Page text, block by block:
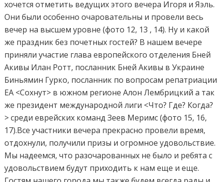
хочется отметить ведущих этого вечера Игоря и Яэль.
Они были особенно очаровательны и провели весь
вечер на высшем уровне (фото 12, 13 , 14). Ну и какой
же праздник без почетных гостей? В нашем вечере
приняли участие глава европейского отделения Бней
Акивы Илан Ротт, посланник Бней Акивы в Украине
Биньямин Гурко, посланник по вопросам репатриации
ЕА <Сохнут> в южном регионе Алон Лембрицкий а так
же президент международной лиги <Что? Где? Когда?
> среди еврейских команд Зеев Меримс (фото 15, 16,
17).Все участники вечера прекрасно провели время,
отдохнули, получили призы и огромное удовольствие.
Мы надеемся, что разочарованных не было и ребята с
удовольствием будут приходить к нам еще и еще.